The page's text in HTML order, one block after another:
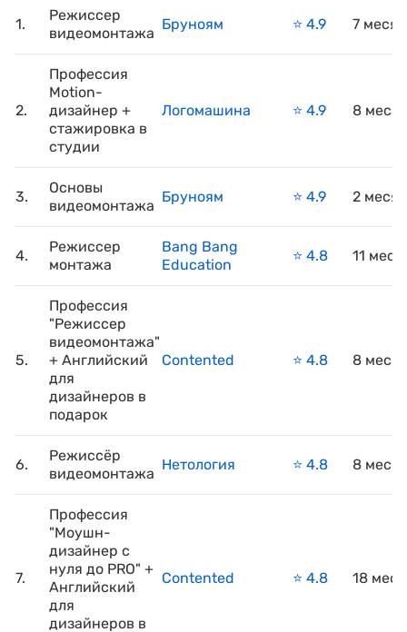
1.
Режиссер
видеомонтажа
Бруноям ⭐️ 4.9 7
2.
Профессия
Motion-
дизайнер +
стажировка в
студии
Логомашина ⭐️ 4.9 8
3.
Основы
видеомонтажа
Бруноям ⭐️ 4.9 2
4.
Режиссер
монтажа
Bang Bang
Education
⭐️ 4.8 11
5.
Профессия
"Режиссер
видеомонтажа"
+ Английский
для
дизайнеров в
подарок
Contented ⭐️ 4.8 8
6.
Режиссёр
видеомонтажа
Нетология ⭐️ 4.8 8
7.
Профессия
"Моушн-
дизайнер с
нуля до PRO" +
Английский
для
дизайнеров в
Contented ⭐️ 4.8 18